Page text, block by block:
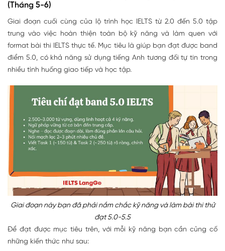
(Tháng 5-6)
Giai đoạn cuối cùng của lộ trình học IELTS từ 2.0 đến 5.0 tập
trung vào việc hoàn thiện toàn bộ kỹ năng và làm quen với
format bài thi IELTS thực tế. Mục tiêu là giúp bạn đạt được band
điểm 5.0, có khả năng sử dụng tiếng Anh tương đối tự tin trong
nhiều tình huống giao tiếp và học tập.
Giai đoạn này bạn đã phải nắm chắc kỹ năng và làm bài thi thử
đạt 5.0-5.5
Để đạt được mục tiêu trên, với mỗi kỹ năng bạn cần củng cố
những kiến thức như sau: